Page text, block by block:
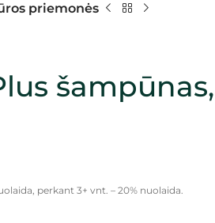
priemonės
šampūnas,
perkant 3+ vnt. – 20% nuolaida.